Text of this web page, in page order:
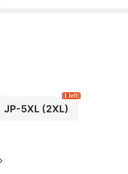
います
JP-5XL(2XL)
1 left